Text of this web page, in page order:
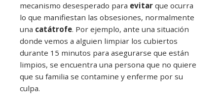
mecanismo desesperado para evitar que ocurra
lo que manifiestan las obsesiones, normalmente
una catátrofe. Por ejemplo, ante una situación
donde vemos a alguien limpiar los cubiertos
durante 15 minutos para asegurarse que están
limpios, se encuentra una persona que no quiere
que su familia se contamine y enferme por su
culpa.